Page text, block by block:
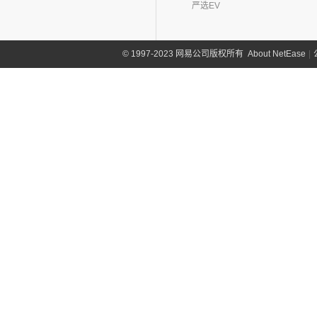
严选EV
©1997-2023 网易公司版权所有 About NetEase